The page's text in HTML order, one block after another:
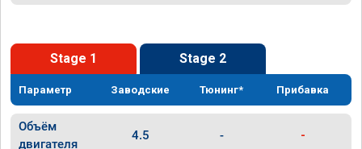
Stage 1 Stage 2
Параметр Заводские Тюнинг* Прибавка
Объём
двигателя
4.5 - -